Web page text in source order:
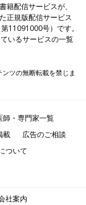
籍配信サービスが、
正規版配信サービス
11091000号）です。
いるサービスの一覧
ツの無断転載を禁じま
師・専門家一覧
載
広告のご相談
ついて
社案内